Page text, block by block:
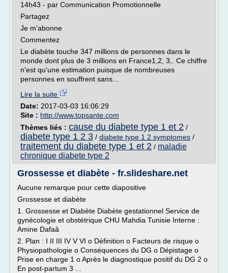
14h43 - par Communication Promotionnelle
Partagez
Je m'abonne
Commentez
Le diabète touche 347 millions de personnes dans le
monde dont plus de 3 millions en France1,2, 3,. Ce chiffre
n'est qu'une estimation puisque de nombreuses
personnes en souffrent sans...
Lire la suite
Date: 2017-03-03 16:06:29
Site : http://www.topsante.com
Thèmes liés : cause du diabete type 1 et 2 /
diabete type 1 2 3 / diabete type 1 2 symptomes /
traitement du diabete type 1 et 2 / maladie
chronique diabete type 2
Grossesse et diabète - fr.slideshare.net
Aucune remarque pour cette diapositive
Grossesse et diabète
1. Grossesse et Diabète Diabète gestationnel Service de
gynécologie et obstétrique CHU Mahdia Tunisie Interne :
Amine Dafaâ
2. Plan : I II III IV V VI o Définition o Facteurs de risque o
Physiopathologie o Conséquences du DG o Dépistage o
Prise en charge 1 o Après le diagnostique positif du DG 2 o
En post-partum 3 ...